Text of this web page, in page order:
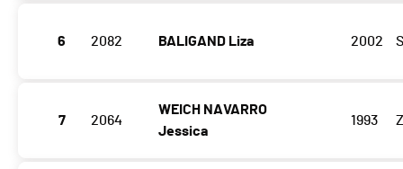
6 2082 BALIGAND Liza 2002
7 2064
WEICH NAVARRO
Jessica
1993